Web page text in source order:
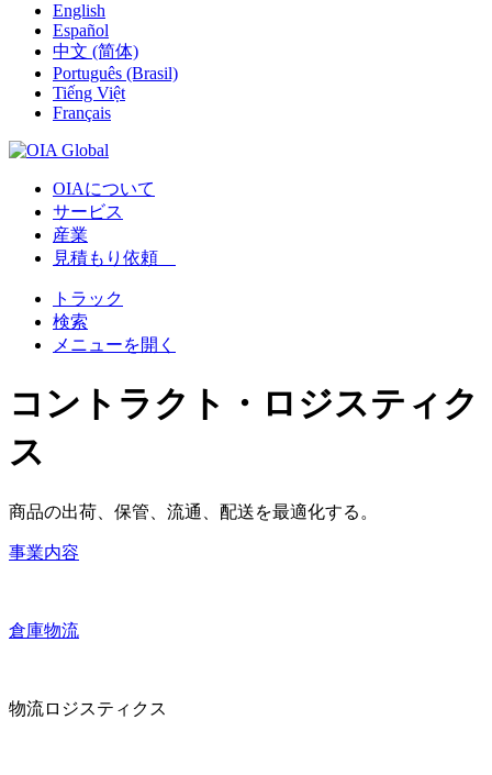
English
Español
中文 (简体)
Português (Brasil)
Tiếng Việt
Français
OIAについて
サービス
産業
見積もり依頼
トラック
検索
メニューを開く
コントラクト・ロジスティク
ス
商品の出荷、保管、流通、配送を最適化する。
事業内容
倉庫物流
物流ロジスティクス